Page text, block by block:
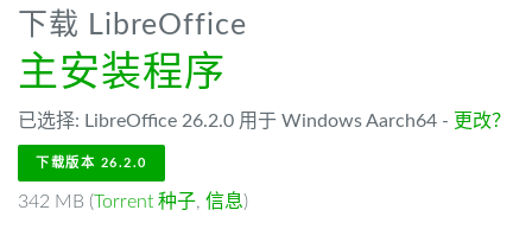
下载 LibreOffice
主安装程序
已选择: LibreOffice 26.2.0 用于 Windows Aarch64 - 更改？
下载版本 26.2.0
342 MB (Torrent 种子, 信息)